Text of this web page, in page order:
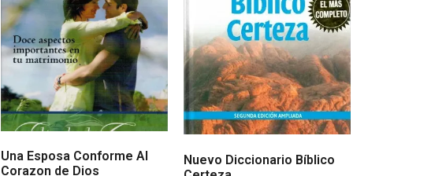
Una Esposa Conforme Al
Corazon de Dios
Nuevo Diccionario Bíblico